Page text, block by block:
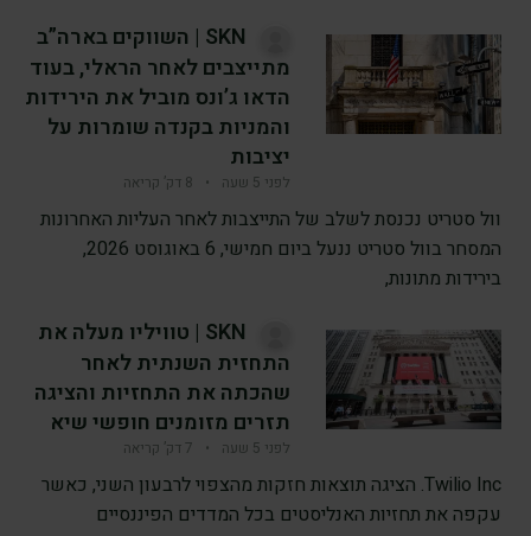
SKN | השווקים בארה”ב
מתייצבים לאחר הראלי, בעוד
הדאו ג’ונס מוביל את הירידות
והמניות בקנדה שומרות על
יציבות
לפני 5 שעה • 8 דק’ קריאה
וול סטריט נכנסת לשלב של התייצבות לאחר העליות האחרונות
המסחר בוול סטריט ננעל ביום חמישי, 6 באוגוסט 2026,
בירידות מתונות,
SKN | טוויליו מעלה את
התחזית השנתית לאחר
שהכתה את התחזיות והציגה
תזרים מזומנים חופשי שיא
לפני 5 שעה • 7 דק’ קריאה
Twilio Inc. הציגה תוצאות חזקות מהצפוי לרבעון השני, כאשר
עקפה את תחזיות האנליסטים בכל המדדים הפיננסיים